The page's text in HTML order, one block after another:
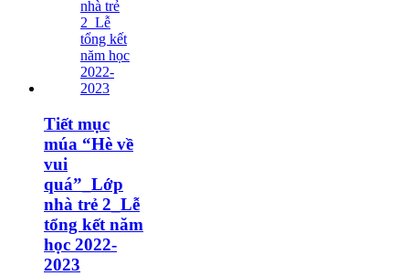
Tiết mục
múa “Hè về
vui
quá”_Lớp
nhà trẻ 2_Lễ
tổng kết năm
học 2022-
2023